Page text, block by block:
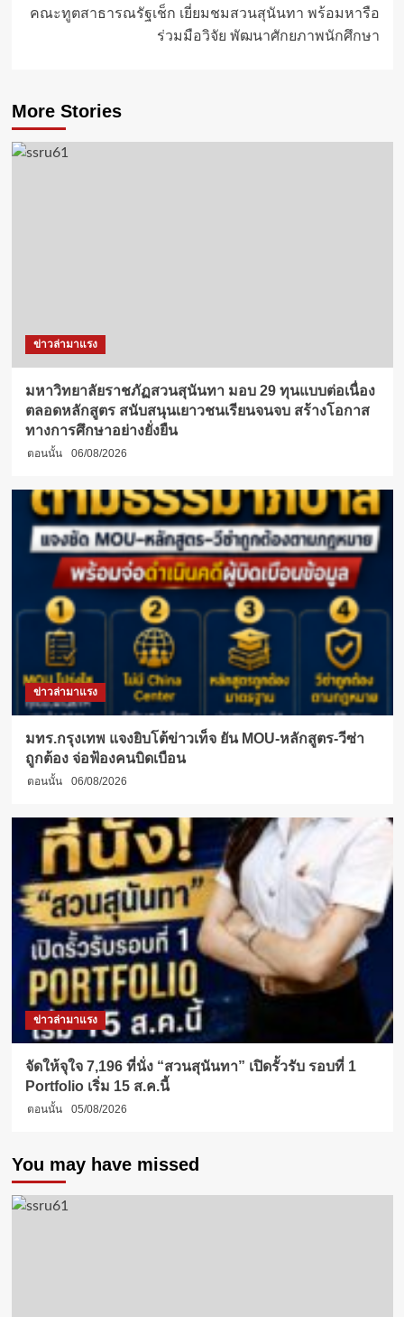
คณะทูตสาธารณรัฐเช็ก เยี่ยมชมสวนสุนันทา พร้อมหารือ
ร่วมมือวิจัย พัฒนาศักยภาพนักศึกษา
More Stories
ข่าวล่ามาแรง
มหาวิทยาลัยราชภัฏสวนสุนันทา มอบ 29 ทุนแบบต่อเนื่อง
ตลอดหลักสูตร สนับสนุนเยาวชนเรียนจนจบ สร้างโอกาส
ทางการศึกษาอย่างยั่งยืน
ตอนนั้น 06/08/2026
ข่าวล่ามาแรง
มทร.กรุงเทพ แจงยิบโต้ข่าวเท็จ ยัน MOU-หลักสูตร-วีซ่า
ถูกต้อง จ่อฟ้องคนบิดเบือน
ตอนนั้น 06/08/2026
ข่าวล่ามาแรง
จัดให้จุใจ 7,196 ที่นั่ง “สวนสุนันทา” เปิดรั้วรับ รอบที่ 1
Portfolio เริ่ม 15 ส.ค.นี้
ตอนนั้น 05/08/2026
You may have missed